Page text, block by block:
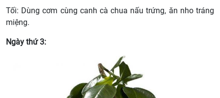
Tối: Dùng cơm cùng canh cà chua nấu trứng, ăn nho tráng
miệng.
Ngày thứ 3: